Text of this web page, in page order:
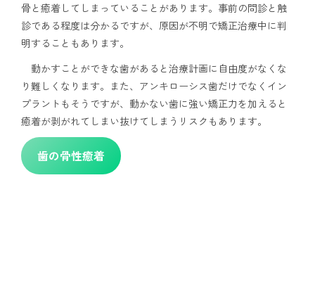
骨と癒着してしまっていることがあります。事前の問診と触
診である程度は分かるですが、原因が不明で矯正治療中に判
明することもあります。
動かすことができな歯があると治療計画に自由度がなくな
り難しくなります。また、アンキローシス歯だけでなくイン
プラントもそうですが、動かない歯に強い矯正力を加えると
癒着が剥がれてしまい抜けてしまうリスクもあります。
歯の骨性癒着